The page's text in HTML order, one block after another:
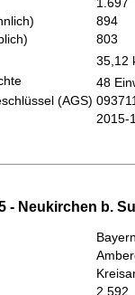
1.697
894
803
35,12
48
(AGS)
2015-
- Neukirchen b.
2.592